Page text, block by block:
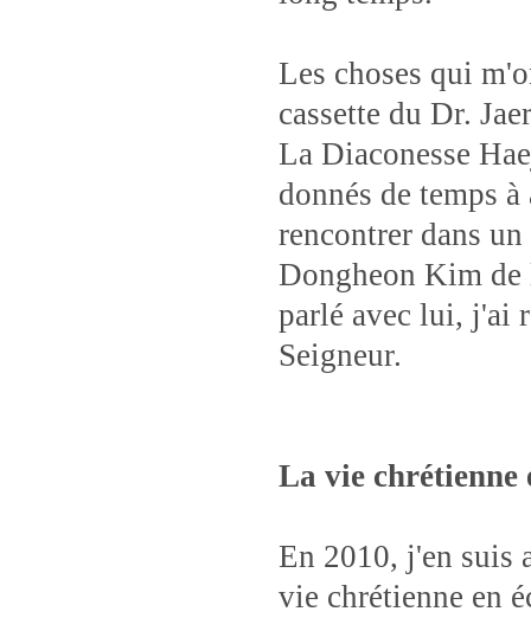
Les choses qui
cassette du Dr.
La Diaconesse
donnés de temps
rencontrer dans
Dongheon Kim
parlé avec lui, j'ai
Seigneur.
La vie chrétienne
En 2010, j'en suis
vie chrétienne en